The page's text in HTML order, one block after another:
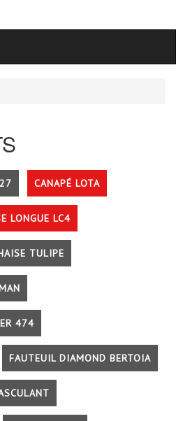
CANAPÉ LOTA
LONGUE LC4
TULIPE
474
FAUTEUIL DIAMOND BERTOIA